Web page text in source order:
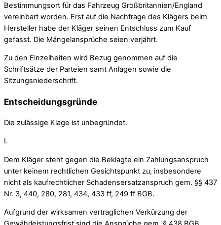
Bestimmungsort für das Fahrzeug Großbritannien/England
vereinbart worden. Erst auf die Nachfrage des Klägers beim
Hersteller habe der Kläger seinen Entschluss zum Kauf
gefasst. Die Mängelansprüche seien verjährt.
Zu den Einzelheiten wird Bezug genommen auf die
Schriftsätze der Parteien samt Anlagen sowie die
Sitzungsniederschrift.
Entscheidungsgründe
Die zulässige Klage ist unbegründet.
I.
Dem Kläger steht gegen die Beklagte ein Zahlungsanspruch
unter keinem rechtlichen Gesichtspunkt zu, insbesondere
nicht als kaufrechtlicher Schadensersatzanspruch gem. §§ 437
Nr. 3, 440, 280, 281, 434, 433 ff, 249 ff BGB.
Aufgrund der wirksamen vertraglichen Verkürzung der